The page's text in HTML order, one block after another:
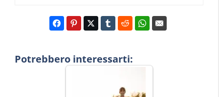
Potrebbero interessarti: